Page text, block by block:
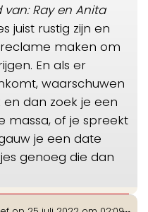
Ray en Anita
juist rustig zijn en
maken om
En als er
waarschuwen
dan zoek je een
massa, of je spreekt
je een date
genoeg die dan
...